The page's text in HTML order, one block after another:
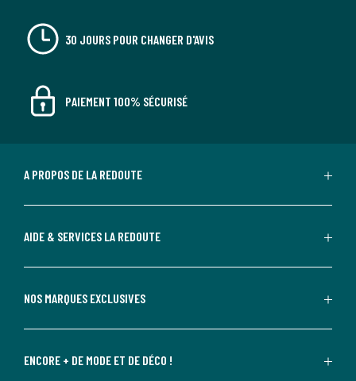
30 JOURS POUR CHANGER D'AVIS
PAIEMENT 100% SÉCURISÉ
A PROPOS DE LA REDOUTE
AIDE & SERVICES LA REDOUTE
NOS MARQUES EXCLUSIVES
ENCORE + DE MODE ET DE DÉCO !